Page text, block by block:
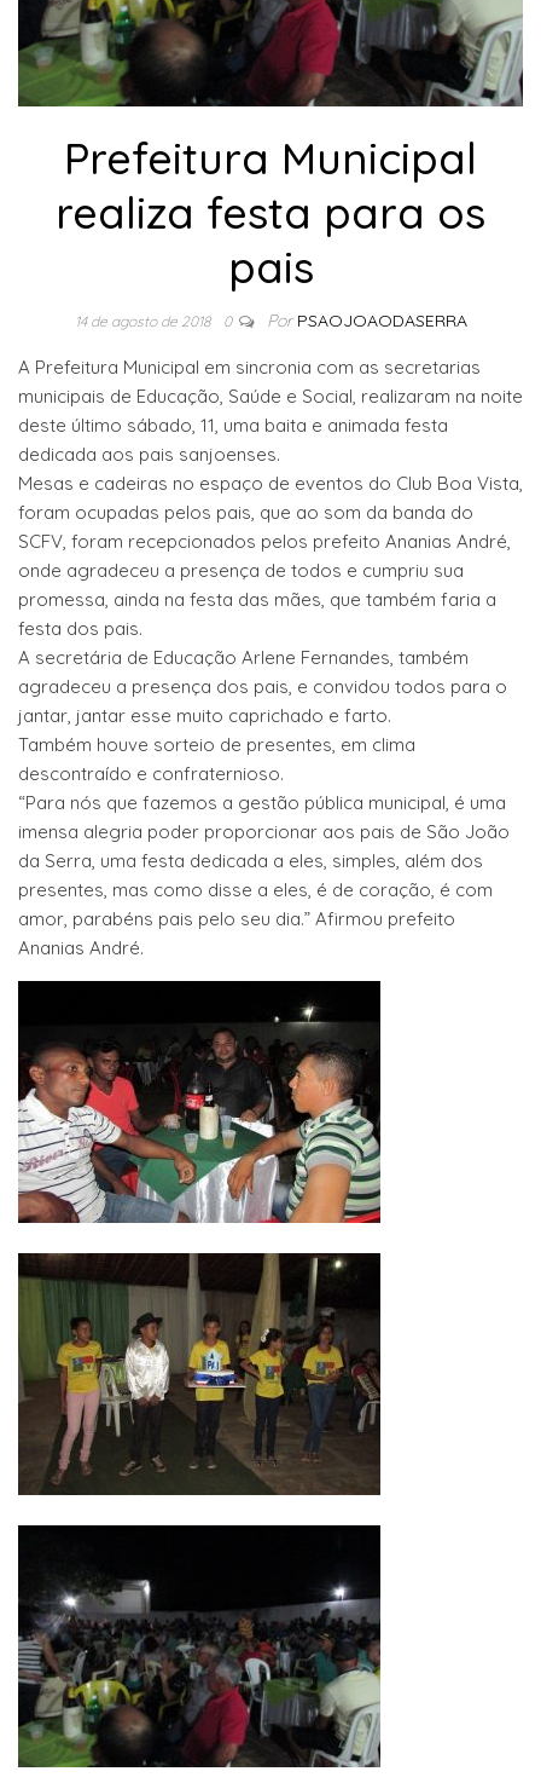
Prefeitura Municipal
realiza festa para os
pais
14 de agosto de 2018 0 Por PSAOJOAODASERRA
A Prefeitura Municipal em sincronia com as secretarias
municipais de Educação, Saúde e Social, realizaram na noite
deste último sábado, 11, uma baita e animada festa
dedicada aos pais sanjoenses.
Mesas e cadeiras no espaço de eventos do Club Boa Vista,
foram ocupadas pelos pais, que ao som da banda do
SCFV, foram recepcionados pelos prefeito Ananias André,
onde agradeceu a presença de todos e cumpriu sua
promessa, ainda na festa das mães, que também faria a
festa dos pais.
A secretária de Educação Arlene Fernandes, também
agradeceu a presença dos pais, e convidou todos para o
jantar, jantar esse muito caprichado e farto.
Também houve sorteio de presentes, em clima
descontraído e confraternioso.
“Para nós que fazemos a gestão pública municipal, é uma
imensa alegria poder proporcionar aos pais de São João
da Serra, uma festa dedicada a eles, simples, além dos
presentes, mas como disse a eles, é de coração, é com
amor, parabéns pais pelo seu dia.” Afirmou prefeito
Ananias André.